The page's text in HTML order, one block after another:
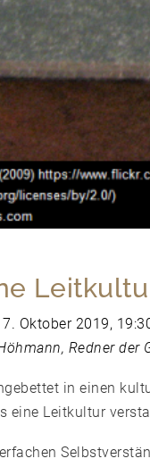
Oktober 2019,
Redner
in einen
eine Leitkultur